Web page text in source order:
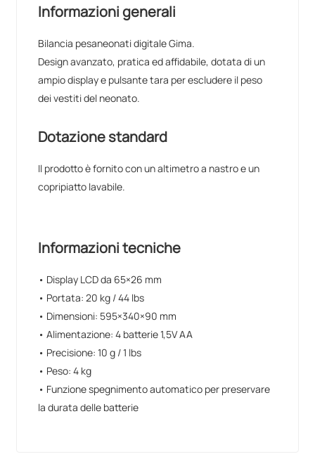
Informazioni generali
Bilancia pesaneonati digitale Gima.
Design avanzato, pratica ed affidabile, dotata di un
ampio display e pulsante tara per escludere il peso
dei vestiti del neonato.
Dotazione standard
Il prodotto è fornito con un altimetro a nastro e un
copripiatto lavabile.
Informazioni tecniche
• Display LCD da 65×26 mm
• Portata: 20 kg / 44 lbs
• Dimensioni: 595×340×90 mm
• Alimentazione: 4 batterie 1,5V AA
• Precisione: 10 g / 1 lbs
• Peso: 4 kg
• Funzione spegnimento automatico per preservare
la durata delle batterie